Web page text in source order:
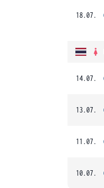
18.07.
14.07.
13.07.
11.07.
10.07.